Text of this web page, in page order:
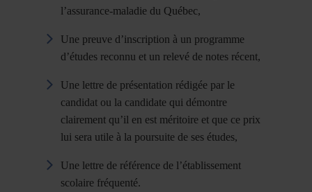
l’assurance-maladie du Québec,
Une preuve d’inscription à un programme
d’études reconnu et un relevé de notes récent,
Une lettre de présentation rédigée par le
candidat ou la candidate qui démontre
clairement qu’il en est méritoire et que ce prix
lui sera utile à la poursuite de ses études,
Une lettre de référence de l’établissement
scolaire fréquenté.